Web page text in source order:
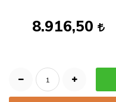
8.916,50